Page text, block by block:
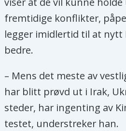
fremtidige konflikter,
legger imidlertid til at nytt
bedre.
– Mens det meste av
har blitt prøvd ut i Irak,
steder, har ingenting av
testet, understreker han.